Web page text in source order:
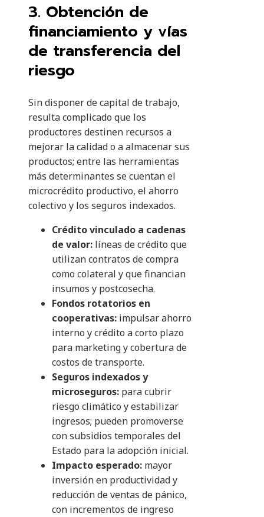
3. Obtención de
financiamiento y vías
de transferencia del
riesgo
Sin disponer de capital de trabajo,
resulta complicado que los
productores destinen recursos a
mejorar la calidad o a almacenar sus
productos; entre las herramientas
más determinantes se cuentan el
microcrédito productivo, el ahorro
colectivo y los seguros indexados.
Crédito vinculado a cadenas
de valor: líneas de crédito que
utilizan contratos de compra
como colateral y que financian
insumos y postcosecha.
Fondos rotatorios en
cooperativas: impulsar ahorro
interno y crédito a corto plazo
para marketing y cobertura de
costos de transporte.
Seguros indexados y
microseguros: para cubrir
riesgo climático y estabilizar
ingresos; pueden promoverse
con subsidios temporales del
Estado para la adopción inicial.
Impacto esperado: mayor
inversión en productividad y
reducción de ventas de pánico,
con incrementos de ingreso